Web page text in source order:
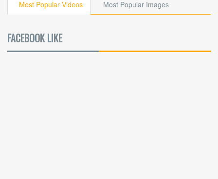
Most Popular Videos Most Popular Images
FACEBOOK LIKE